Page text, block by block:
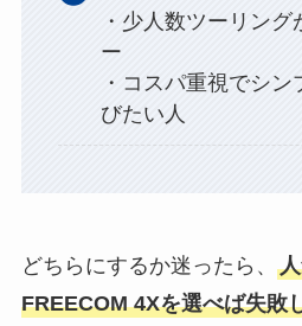
・少人数ツーリン
ー
・コスパ重視でシ
びたい人
どちらにするか迷ったら、
FREECOM 4Xを選べば失敗